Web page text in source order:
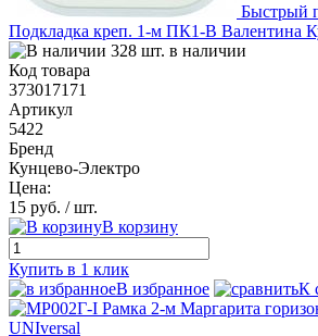
Быстрый
Подкладка креп. 1-м ПК1-В Валентина
328 шт. в наличии
Код товара
373017171
Артикул
5422
Бренд
Кунцево-Электро
Цена:
15 руб. / шт.
В корзину
Купить в 1 клик
В избранное
К